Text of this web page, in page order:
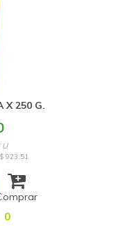
X 250 G.
U
$ 923,51
0